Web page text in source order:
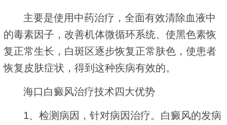
主要是使用中药治疗，全面有效清除血液中
的毒素因子，改善机体微循环系统、使黑色素恢
复正常生长，白斑区逐步恢复正常肤色，使患者
恢复皮肤症状，得到这种疾病有效的。
海口白癜风治疗技术四大优势
1、检测病因，针对病因治疗。白癜风的发病